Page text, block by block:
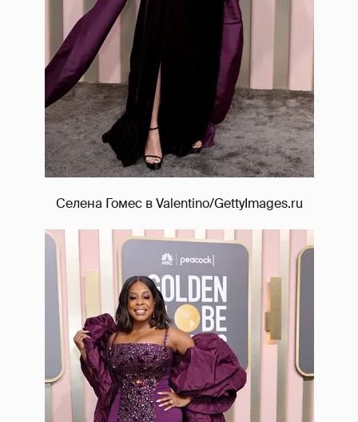
Селена Гомес в Valentino/GettyImages.ru